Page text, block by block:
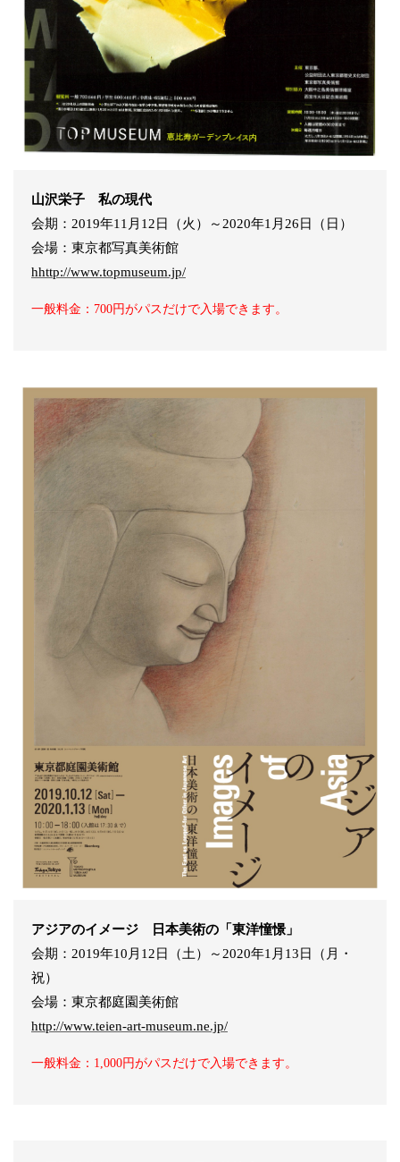
山沢栄子 私の現代
会期：2019年11月12日（火）～2020年1月26日（日）
会場：東京都写真美術館
hhttp://www.topmuseum.jp/
一般料金：700円がパスだけで入場できます。
アジアのイメージ 日本美術の「東洋憧憬」
会期：2019年10月12日（土）～2020年1月13日（月・
祝）
会場：東京都庭園美術館
http://www.teien-art-museum.ne.jp/
一般料金：1,000円がパスだけで入場できます。